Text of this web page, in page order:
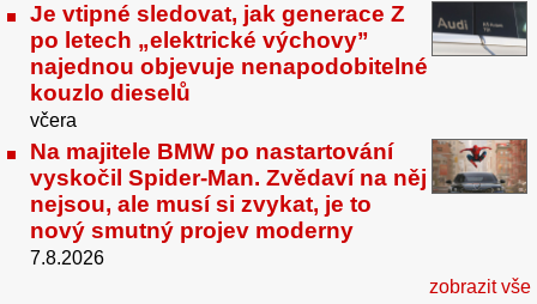
Je vtipné sledovat, jak generace Z
po letech „elektrické výchovy”
najednou objevuje nenapodobitelné
kouzlo dieselů
včera
Na majitele BMW po nastartování
vyskočil Spider-Man. Zvědaví na něj
nejsou, ale musí si zvykat, je to
nový smutný projev moderny
7.8.2026
zobrazit vše